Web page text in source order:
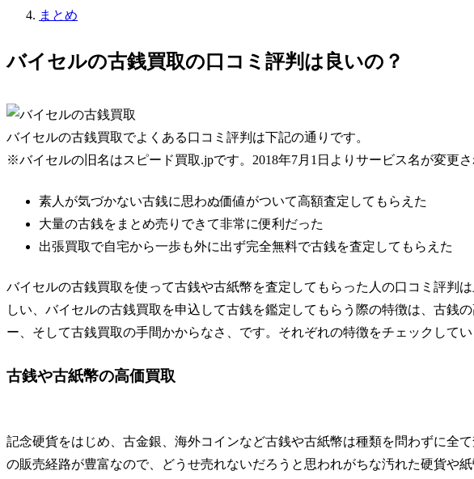
まとめ
バイセルの古銭買取の口コミ評判は良いの？
バイセルの古銭買取でよくある口コミ評判は下記の通りです。
※バイセルの旧名はスピード買取.jpです。2018年7月1日よりサービス名が変更さ
素人が気づかない古銭に思わぬ価値がついて高額査定してもらえた
大量の古銭をまとめ売りできて非常に便利だった
出張買取で自宅から一歩も外に出ず完全無料で古銭を査定してもらえた
バイセルの古銭買取を使って古銭や古紙幣を査定してもらった人の口コミ評判
しい、バイセルの古銭買取を申込して古銭を鑑定してもらう際の特徴は、 古銭
ー、そして古銭買取の手間かからなさ
、です。それぞれの特徴をチェックしてい
古銭や古紙幣の高価買取
記念硬貨をはじめ、古金銀、海外コインなど古銭や古紙幣は種類を問わずに全
の販売経路が豊富なので、どうせ売れないだろうと思われがちな汚れた硬貨や